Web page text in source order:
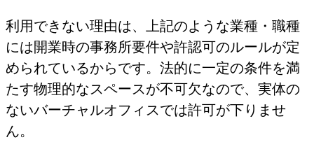
利用できない理由は、上記のような業種・職種
には開業時の事務所要件や許認可のルールが定
められているからです。法的に一定の条件を満
たす物理的なスペースが不可欠なので、実体の
ないバーチャルオフィスでは許可が下りませ
ん。